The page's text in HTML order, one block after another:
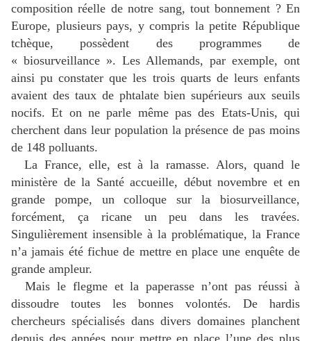
composition réelle de notre sang, tout bonnement ? En
Europe, plusieurs pays, y compris la petite République
tchèque, possèdent des programmes de
« biosurveillance ». Les Allemands, par exemple, ont
ainsi pu constater que les trois quarts de leurs enfants
avaient des taux de phtalate bien supérieurs aux seuils
nocifs. Et on ne parle même pas des Etats-Unis, qui
cherchent dans leur population la présence de pas moins
de 148 polluants.
La France, elle, est à la ramasse. Alors, quand le
ministère de la Santé accueille, début novembre et en
grande pompe, un colloque sur la biosurveillance,
forcément, ça ricane un peu dans les travées.
Singulièrement insensible à la problématique, la France
n’a jamais été fichue de mettre en place une enquête de
grande ampleur.
Mais le flegme et la paperasse n’ont pas réussi à
dissoudre toutes les bonnes volontés. De hardis
chercheurs spécialisés dans divers domaines planchent